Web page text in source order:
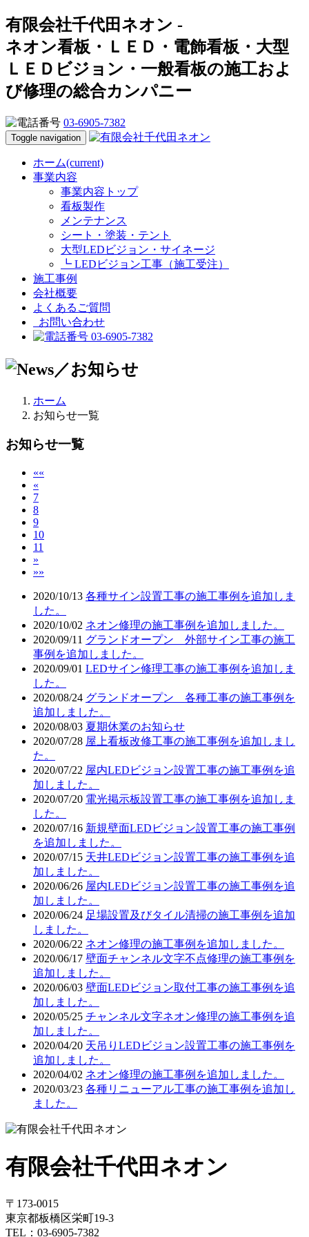
有限会社千代田ネオン -
ネオン看板・ＬＥＤ・電飾看板・大型
ＬＥＤビジョン・一般看板の施工およ
び修理の総合カンパニー
03-6905-7382
Toggle navigation
ホーム(current)
事業内容
事業内容トップ
看板製作
メンテナンス
シート・塗装・テント
大型LEDビジョン・サイネージ
┗ LEDビジョン工事（施工受注）
施工事例
会社概要
よくあるご質問
お問い合わせ
03-6905-7382
ホーム
お知らせ一覧
お知らせ一覧
««
«
7
8
9
10
11
»
»»
2020/10/13 各種サイン設置工事の施工事例を追加しま
した。
2020/10/02 ネオン修理の施工事例を追加しました。
2020/09/11 グランドオープン 外部サイン工事の施工
事例を追加しました。
2020/09/01 LEDサイン修理工事の施工事例を追加しま
した。
2020/08/24 グランドオープン 各種工事の施工事例を
追加しました。
2020/08/03 夏期休業のお知らせ
2020/07/28 屋上看板改修工事の施工事例を追加しまし
た。
2020/07/22 屋内LEDビジョン設置工事の施工事例を追
加しました。
2020/07/20 電光掲示板設置工事の施工事例を追加しま
した。
2020/07/16 新規壁面LEDビジョン設置工事の施工事例
を追加しました。
2020/07/15 天井LEDビジョン設置工事の施工事例を追
加しました。
2020/06/26 屋内LEDビジョン設置工事の施工事例を追
加しました。
2020/06/24 足場設置及びタイル清掃の施工事例を追加
しました。
2020/06/22 ネオン修理の施工事例を追加しました。
2020/06/17 壁面チャンネル文字不点修理の施工事例を
追加しました。
2020/06/03 壁面LEDビジョン取付工事の施工事例を追
加しました。
2020/05/25 チャンネル文字ネオン修理の施工事例を追
加しました。
2020/04/20 天吊りLEDビジョン設置工事の施工事例を
追加しました。
2020/04/02 ネオン修理の施工事例を追加しました。
2020/03/23 各種リニューアル工事の施工事例を追加し
ました。
有限会社千代田ネオン
〒173-0015
東京都板橋区栄町19-3
TEL：03-6905-7382